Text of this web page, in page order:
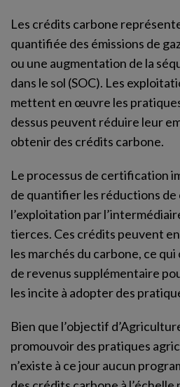
Les crédits carbone
quantifiée des émissions de
ou une augmentation de la
dans le sol (SOC). Les
mettent en œuvre les
dessus peuvent réduire leur
obtenir des crédits carbone.
Le processus de certification
de quantifier les réductions de
l’exploitation par
tierces. Ces crédits peuvent
les marchés du carbone, ce
de revenus supplémentaire
les incite à adopter des
Bien que l’objectif
promouvoir des pratiques
n’existe à ce jour aucun